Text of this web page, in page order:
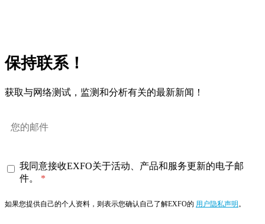
保持联系！
获取与网络测试，监测和分析有关的最新新闻！
我同意接收EXFO关于活动、产品和服务更新的电子邮
件。
如果您提供自己的个人资料，则表示您确认自己了解EXFO的 用户隐私声明 。